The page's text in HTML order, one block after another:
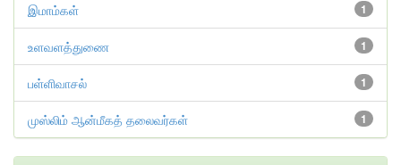
1
இமாம்கள்
1
உளவளத்துணை
1
பள்ளிவாசல்
1
முஸ்லிம் ஆன்மீகத் தலைவர்கள்